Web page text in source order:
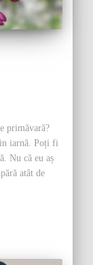
primăvară?
iarnă. Poți fi
Nu că eu aș
atât de